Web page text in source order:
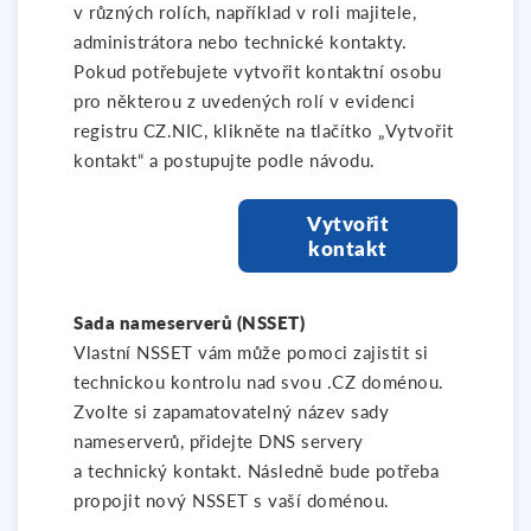
v různých rolích, například v roli majitele,
administrátora nebo technické kontakty.
Pokud potřebujete vytvořit kontaktní osobu
pro některou z uvedených rolí v evidenci
registru CZ.NIC, klikněte na tlačítko „Vytvořit
kontakt“ a postupujte podle návodu.
Vytvořit
kontakt
Sada nameserverů (NSSET)
Vlastní NSSET vám může pomoci zajistit si
technickou kontrolu nad svou .CZ doménou.
Zvolte si zapamatovatelný název sady
nameserverů, přidejte DNS servery
a technický kontakt. Následně bude potřeba
propojit nový NSSET s vaší doménou.